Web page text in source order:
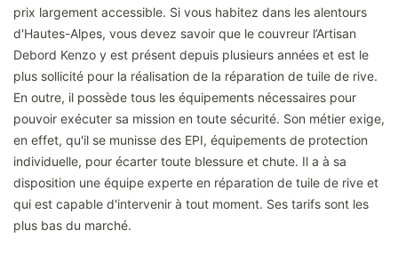
prix largement accessible. Si vous habitez dans les alentours
d'Hautes-Alpes, vous devez savoir que le couvreur l’Artisan
Debord Kenzo y est présent depuis plusieurs années et est le
plus sollicité pour la réalisation de la réparation de tuile de rive.
En outre, il possède tous les équipements nécessaires pour
pouvoir exécuter sa mission en toute sécurité. Son métier exige,
en effet, qu'il se munisse des EPI, équipements de protection
individuelle, pour écarter toute blessure et chute. Il a à sa
disposition une équipe experte en réparation de tuile de rive et
qui est capable d'intervenir à tout moment. Ses tarifs sont les
plus bas du marché.